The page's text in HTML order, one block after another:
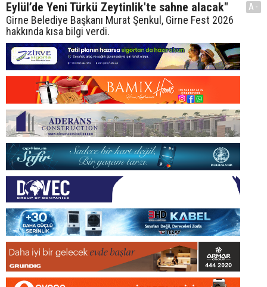
Eylül’de Yeni Türkü Zeytinlik'te sahne alacak"
Girne Belediye Başkanı Murat Şenkul, Girne Fest 2026
hakkında kısa bilgi verdi.
A-